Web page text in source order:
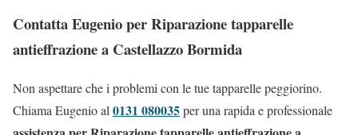
Contatta Eugenio per Riparazione tapparelle
antieffrazione a Castellazzo Bormida
Non aspettare che i problemi con le tue tapparelle peggiorino.
Chiama Eugenio al 0131 080035per una rapida e professionale